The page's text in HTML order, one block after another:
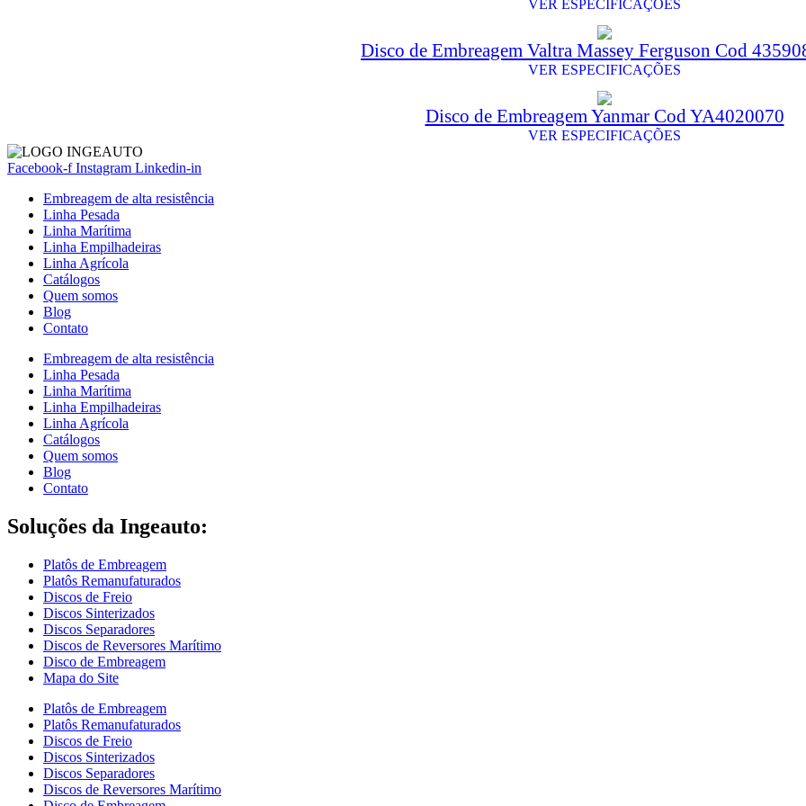
VER ESPECIFICAÇÕES
Disco de Embreagem Valtra Massey Ferguson Cod
VER ESPECIFICAÇÕES
Disco de Embreagem Yanmar Cod YA4020070
VER ESPECIFICAÇÕES
Facebook-f Instagram Linkedin-in
Embreagem de alta resistência
Linha Pesada
Linha Marítima
Linha Empilhadeiras
Linha Agrícola
Catálogos
Quem somos
Blog
Contato
Embreagem de alta resistência
Linha Pesada
Linha Marítima
Linha Empilhadeiras
Linha Agrícola
Catálogos
Quem somos
Blog
Contato
Soluções da Ingeauto:
Platôs de Embreagem
Platôs Remanufaturados
Discos de Freio
Discos Sinterizados
Discos Separadores
Discos de Reversores Marítimo
Disco de Embreagem
Mapa do Site
Platôs de Embreagem
Platôs Remanufaturados
Discos de Freio
Discos Sinterizados
Discos Separadores
Discos de Reversores Marítimo